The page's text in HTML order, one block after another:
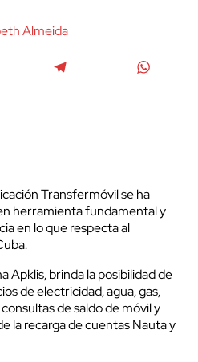
Almeida
Transfermóvil se ha
herramienta fundamental y
en lo que respecta al
Apklis, brinda la posibilidad de
de electricidad, agua, gas,
de saldo de móvil y
la recarga de cuentas Nauta y